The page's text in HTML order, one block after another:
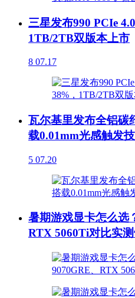
三星发布990 PCIe
1TB/2TB双版本上市
8 07.17
瓦尔基里发布全铝碳
载0.01mm光感触发
5 07.20
暑期游戏显卡怎么选
RTX 5060Ti对比实